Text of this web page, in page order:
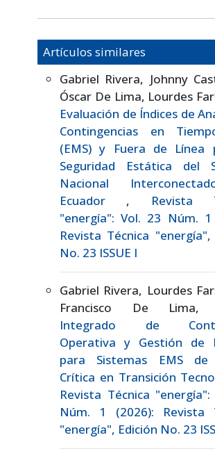
Artículos similares
Gabriel Rivera, Johnny
Óscar De Lima, Lourdes
Evaluación de Índices de
Contingencias en
(EMS) y Fuera de Línea
Seguridad Estática del
Nacional
Ecuador ,
Revista
"energía": Vol. 23 Núm. 1
Revista Técnica "energía",
No. 23 ISSUE I
Gabriel Rivera, Lourdes
Francisco De Lima,
Integrado de
Operativa y Gestión de
para Sistemas EMS de
Crítica en Transición
Revista Técnica
Núm. 1 (2026): Revista
"energía", Edición No. 23